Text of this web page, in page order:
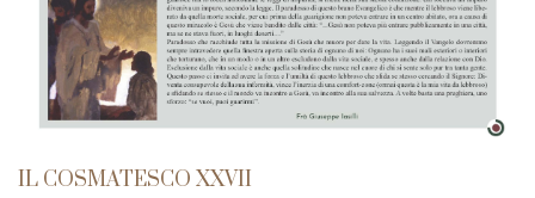
IL COSMATESCO XXVII